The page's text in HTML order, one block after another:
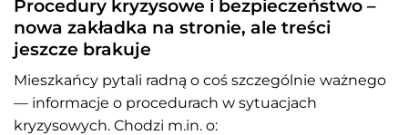
Procedury kryzysowe i bezpieczeństwo –
nowa zakładka na stronie, ale treści
jeszcze brakuje
Mieszkańcy pytali radną o coś szczególnie ważnego
— informacje o procedurach w sytuacjach
kryzysowych. Chodzi m.in. o: